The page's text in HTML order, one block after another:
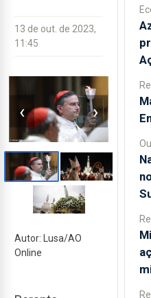
13 de out. de 2023,
11:45
‹ ›
Autor: Lusa/AO
Online